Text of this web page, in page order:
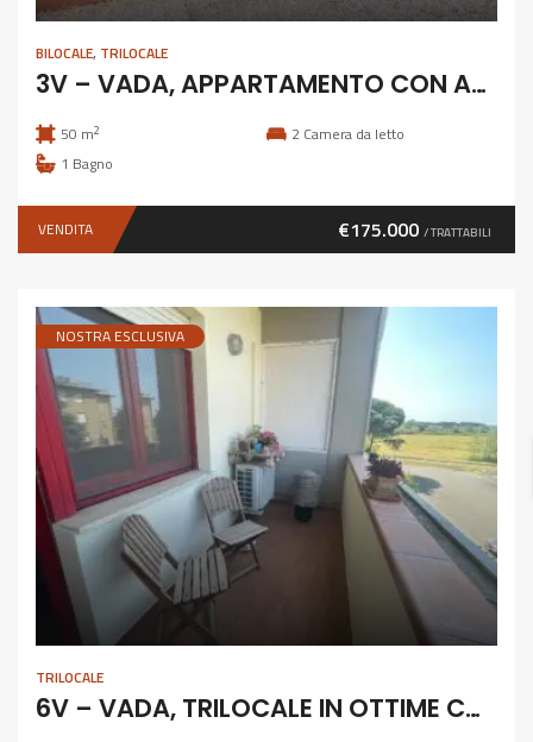
BILOCALE, TRILOCALE
3V – VADA, APPARTAMENTO CON AMPIO GIARDINO
50 m2 2 Camera da letto
1 Bagno
VENDITA €175.000 / TRATTABILI
NOSTRA ESCLUSIVA
TRILOCALE
6V – VADA, TRILOCALE IN OTTIME CONDIZIONI